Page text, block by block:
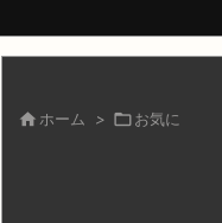
 ホーム > お気に